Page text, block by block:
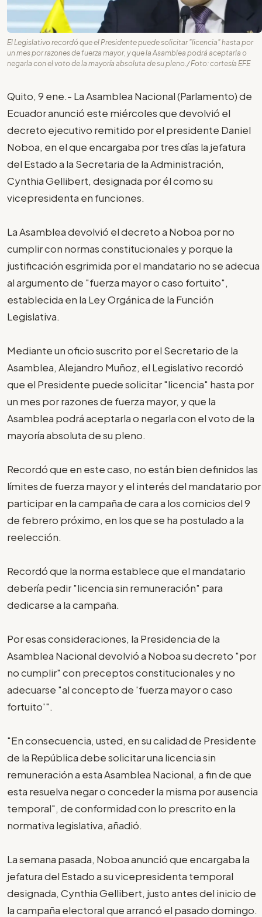
El Legislativo recordó que el Presidente puede solicitar "licencia" hasta por
un mes por razones de fuerza mayor, y que la Asamblea podrá aceptarla o
negarla con el voto de la mayoría absoluta de su pleno./ Foto: cortesía EFE
Quito, 9 ene.- La Asamblea Nacional (Parlamento) de
Ecuador anunció este miércoles que devolvió el
decreto ejecutivo remitido por el presidente Daniel
Noboa, en el que encargaba por tres días la jefatura
del Estado a la Secretaria de la Administración,
Cynthia Gellibert, designada por él como su
vicepresidenta en funciones.
La Asamblea devolvió el decreto a Noboa por no
cumplir con normas constitucionales y porque la
justificación esgrimida por el mandatario no se adecua
al argumento de "fuerza mayor o caso fortuito",
establecida en la Ley Orgánica de la Función
Legislativa.
Mediante un oficio suscrito por el Secretario de la
Asamblea, Alejandro Muñoz, el Legislativo recordó
que el Presidente puede solicitar "licencia" hasta por
un mes por razones de fuerza mayor, y que la
Asamblea podrá aceptarla o negarla con el voto de la
mayoría absoluta de su pleno.
Recordó que en este caso, no están bien definidos las
límites de fuerza mayor y el interés del mandatario por
participar en la campaña de cara a los comicios del 9
de febrero próximo, en los que se ha postulado a la
reelección.
Recordó que la norma establece que el mandatario
debería pedir "licencia sin remuneración" para
dedicarse a la campaña.
Por esas consideraciones, la Presidencia de la
Asamblea Nacional devolvió a Noboa su decreto "por
no cumplir" con preceptos constitucionales y no
adecuarse "al concepto de 'fuerza mayor o caso
fortuito'".
"En consecuencia, usted, en su calidad de Presidente
de la República debe solicitar una licencia sin
remuneración a esta Asamblea Nacional, a fin de que
esta resuelva negar o conceder la misma por ausencia
temporal", de conformidad con lo prescrito en la
normativa legislativa, añadió.
La semana pasada, Noboa anunció que encargaba la
jefatura del Estado a su vicepresidenta temporal
designada, Cynthia Gellibert, justo antes del inicio de
la campaña electoral que arrancó el pasado domingo.